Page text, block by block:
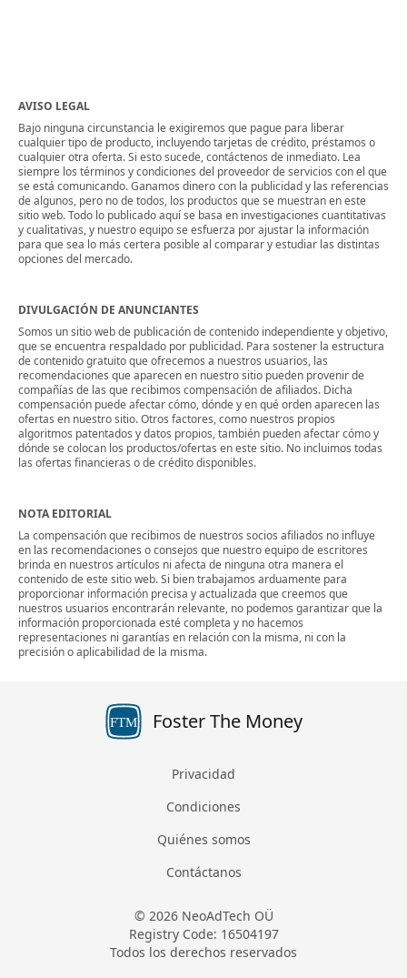
AVISO LEGAL
Bajo ninguna circunstancia le exigiremos que pague para liberar
cualquier tipo de producto, incluyendo tarjetas de crédito, préstamos o
cualquier otra oferta. Si esto sucede, contáctenos de inmediato. Lea
siempre los términos y condiciones del proveedor de servicios con el que
se está comunicando. Ganamos dinero con la publicidad y las referencias
de algunos, pero no de todos, los productos que se muestran en este
sitio web. Todo lo publicado aquí se basa en investigaciones cuantitativas
y cualitativas, y nuestro equipo se esfuerza por ajustar la información
para que sea lo más certera posible al comparar y estudiar las distintas
opciones del mercado.
DIVULGACIÓN DE ANUNCIANTES
Somos un sitio web de publicación de contenido independiente y objetivo,
que se encuentra respaldado por publicidad. Para sostener la estructura
de contenido gratuito que ofrecemos a nuestros usuarios, las
recomendaciones que aparecen en nuestro sitio pueden provenir de
compañías de las que recibimos compensación de afiliados. Dicha
compensación puede afectar cómo, dónde y en qué orden aparecen las
ofertas en nuestro sitio. Otros factores, como nuestros propios
algoritmos patentados y datos propios, también pueden afectar cómo y
dónde se colocan los productos/ofertas en este sitio. No incluimos todas
las ofertas financieras o de crédito disponibles.
NOTA EDITORIAL
La compensación que recibimos de nuestros socios afiliados no influye
en las recomendaciones o consejos que nuestro equipo de escritores
brinda en nuestros artículos ni afecta de ninguna otra manera el
contenido de este sitio web. Si bien trabajamos arduamente para
proporcionar información precisa y actualizada que creemos que
nuestros usuarios encontrarán relevante, no podemos garantizar que la
información proporcionada esté completa y no hacemos
representaciones ni garantías en relación con la misma, ni con la
precisión o aplicabilidad de la misma.
FTM Foster The Money
Privacidad
Condiciones
Quiénes somos
Contáctanos
© 2026 NeoAdTech OÜ
Registry Code: 16504197
Todos los derechos reservados